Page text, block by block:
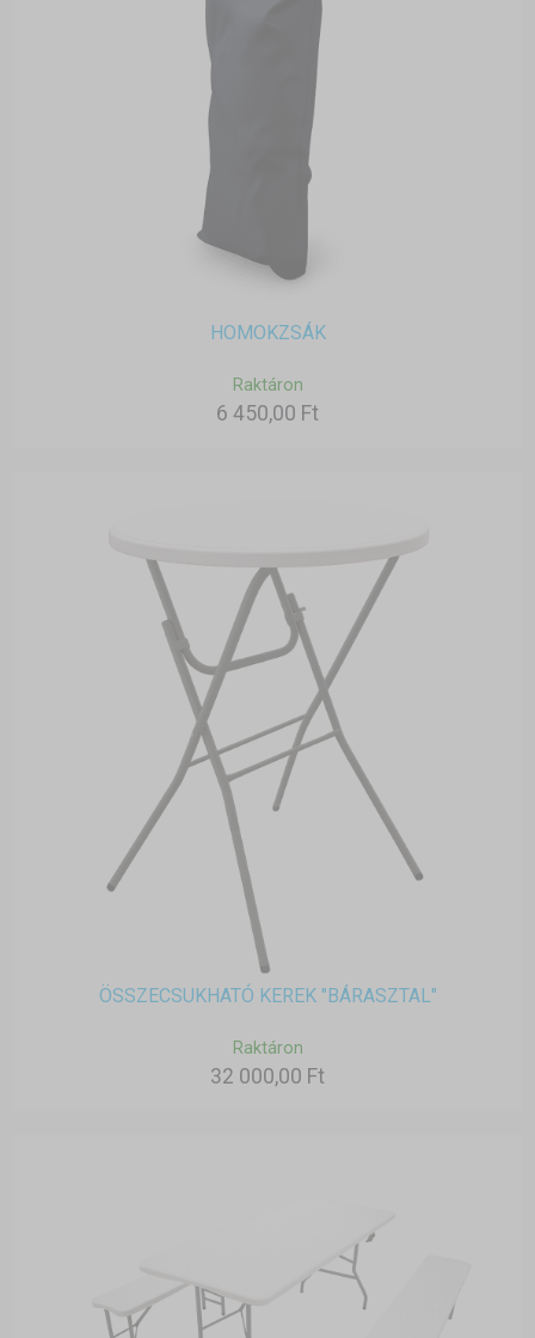
HOMOKZSÁK
Raktáron
6 450,00 Ft
ÖSSZECSUKHATÓ KEREK "BÁRASZTAL"
Raktáron
32 000,00 Ft